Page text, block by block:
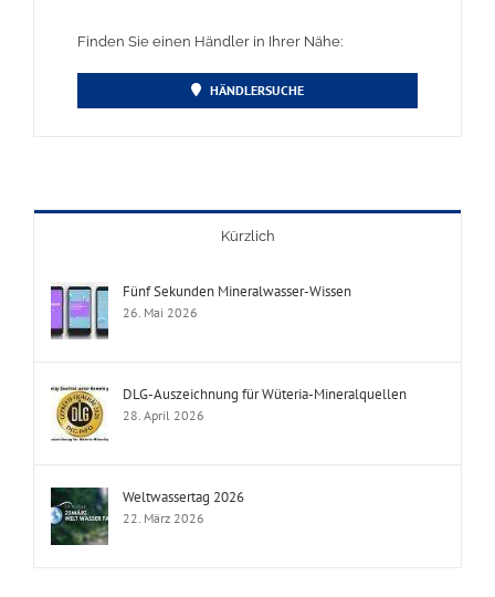
Finden Sie einen Händler in Ihrer Nähe:
HÄNDLERSUCHE
Kürzlich
Fünf Sekunden Mineralwasser-Wissen
26. Mai 2026
DLG-Auszeichnung für Wüteria-Mineralquellen
28. April 2026
Weltwassertag 2026
22. März 2026